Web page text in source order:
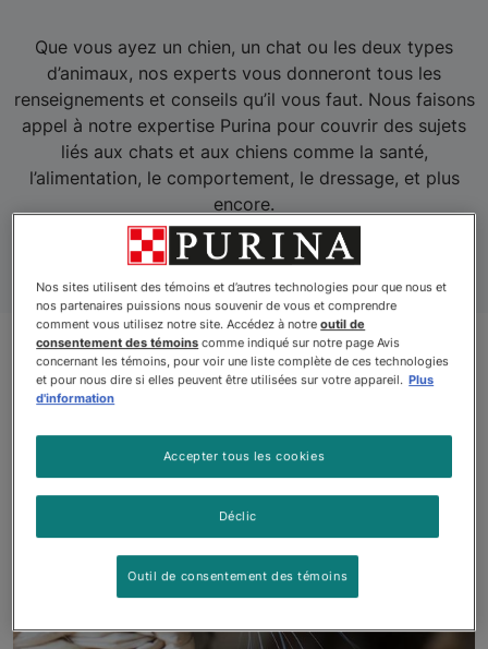
Que vous ayez un chien, un chat ou les deux types
d’animaux, nos experts vous donneront tous les
renseignements et conseils qu’il vous faut. Nous faisons
appel à notre expertise Purina pour couvrir des sujets
liés aux chats et aux chiens comme la santé,
l’alimentation, le comportement, le dressage, et plus
encore.
Nos sites utilisent des témoins et d’autres technologies pour que nous et
nos partenaires puissions nous souvenir de vous et comprendre
comment vous utilisez notre site. Accédez à notreoutil de
consentement des témoins comme indiqué sur notre page Avis
concernant les témoins, pour voir une liste complète de ces technologies
et pour nous dire si elles peuvent être utilisées sur votre appareil. Plus
d'information
Déclic
Accepter tous les cookies
Outil de consentement des témoins